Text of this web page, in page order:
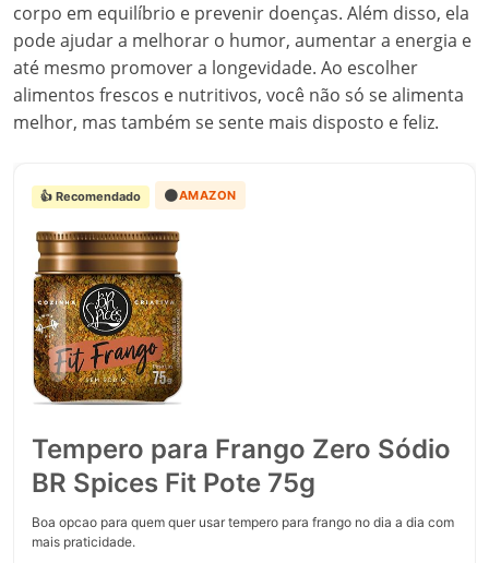
corpo em equilíbrio e prevenir doenças. Além disso, ela
pode ajudar a melhorar o humor, aumentar a energia e
até mesmo promover a longevidade. Ao escolher
alimentos frescos e nutritivos, você não só se alimenta
melhor, mas também se sente mais disposto e feliz.
👍 Recomendado 🟠AMAZON
Tempero para Frango Zero Sódio
BR Spices Fit Pote 75g
Boa opcao para quem quer usar tempero para frango no dia a dia com
mais praticidade.